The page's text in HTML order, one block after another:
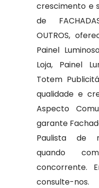
crescimento e
de
OUTROS,
Painel
Loja, Painel
Totem
qualidade e
Aspecto
garante
Paulista de
quando
concorrente.
consulte-nos.